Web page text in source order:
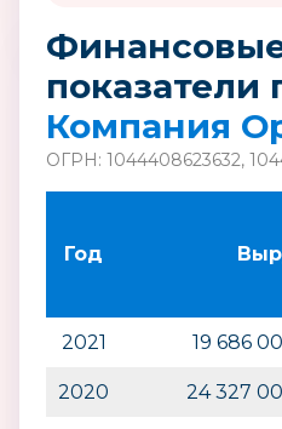
показатели
Компания
ОГРН: 1044408623632,
Год
2021 19 686
2020 24 327